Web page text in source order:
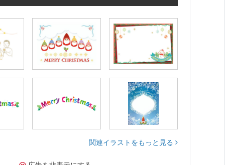
関連イラストをもっと見る